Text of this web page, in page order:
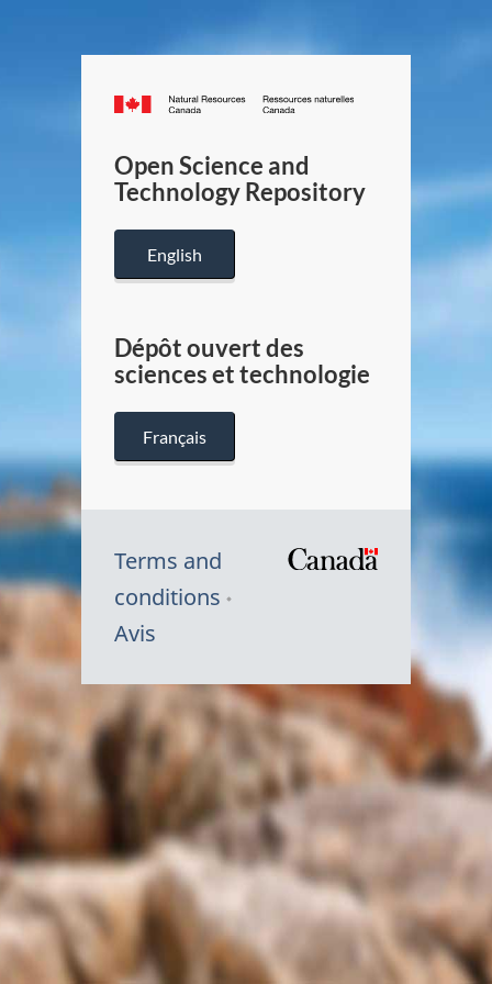
Canada.ca
/
Canada
Open Science and
Technology Repository
English
Dépôt ouvert des
sciences et technologie
Français
Terms and
conditions
Avis
Symbole
du
Canada